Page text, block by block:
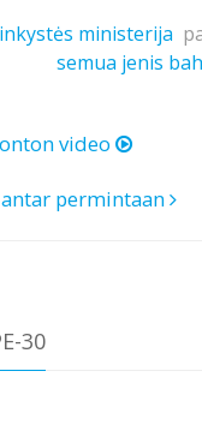
ministerija
semua jenis
video
permintaan
30